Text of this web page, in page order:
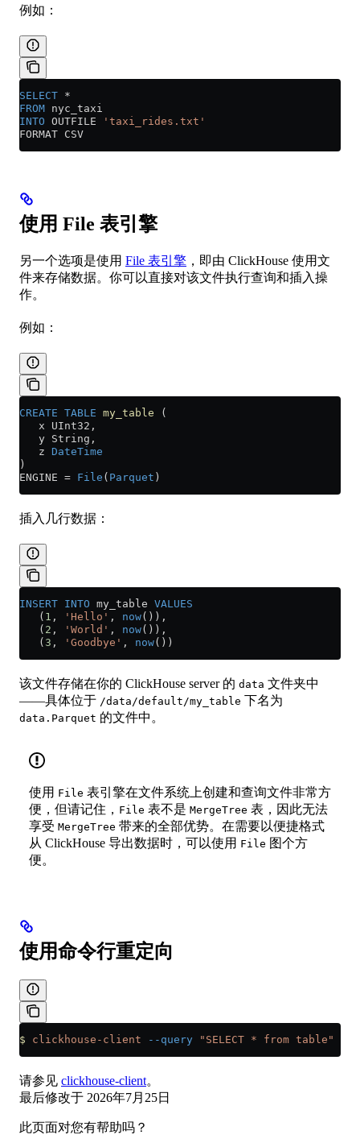
例如：
SELECT *
FROM nyc_taxi
INTO OUTFILE
'taxi_rides.txt'
FORMAT CSV
使用 File 表引擎
另一个选项是使用 File 表引擎 ，即由 ClickHouse 使用文
件来存储数据。你可以直接对该文件执行查询和插入操
作。
例如：
CREATE TABLE my_table (
   x UInt32,
   y String,
   z
DateTime
)
ENGINE = File ( Parquet )
插入几行数据：
INSERT INTO my_table VALUES
   (
1 , 'Hello' , now()),
   (
2 , 'World' , now()),
   (
3 , 'Goodbye' , now())
该文件存储在你的 ClickHouse server 的 data 文件夹中
——具体位于 /data/default/my_table 下名为
data.Parquet 的文件中。
使用 File 表引擎在文件系统上创建和查询文件非常方
便，但请记住， File 表不是 MergeTree 表，因此无法
享受 MergeTree 带来的全部优势。在需要以便捷格式
从 ClickHouse 导出数据时，可以使用 File 图个方
便。
使用命令行重定向
$ clickhouse-client --query "SELECT * from table"
请参见 clickhouse-client。
最后修改于 2026年7月25日
此页面对您有帮助吗？